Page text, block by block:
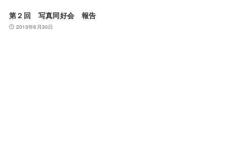
第２回 写真同好会 報告
2013年6月30日